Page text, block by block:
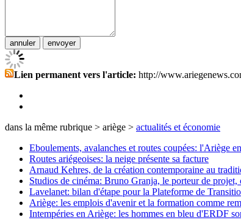
Lien permanent vers l'article: http://
dans la même rubrique > ariège > actualités et économie
Eboulements, avalanches et routes coupées: l'Ariège
Routes ariégeoises: la neige présente sa facture
Arnaud Kehres, de la création contemporaine au
Studios de cinéma: Bruno Granja, le porteur de projet,
Lavelanet: bilan d'étape pour la Plateforme de
Ariège: les emplois d'avenir et la formation comme
Intempéries en Ariège: les hommes en bleu d'ERDF